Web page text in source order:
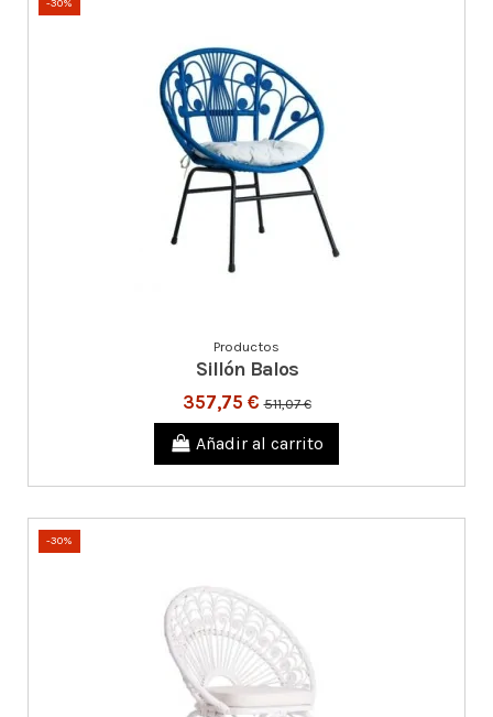
-30%
Productos
Sillón Balos
357,75 €511,07 €
Añadir al carrito
-30%